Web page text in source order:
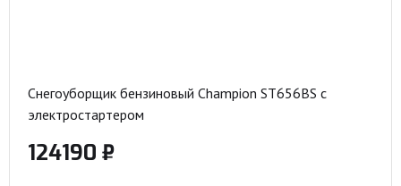
Снегоуборщик бензиновый Champion ST656BS с
электростартером
124190 ₽